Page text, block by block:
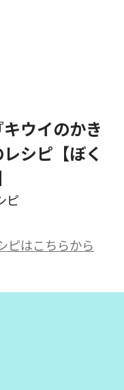
ウイのかき
シピ【ぼく
ピはこちらから